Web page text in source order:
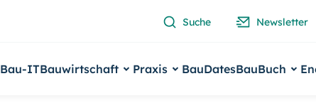
Suche Newsletter
Bau-ITBauwirtschaft Praxis BauDatesBauBuch